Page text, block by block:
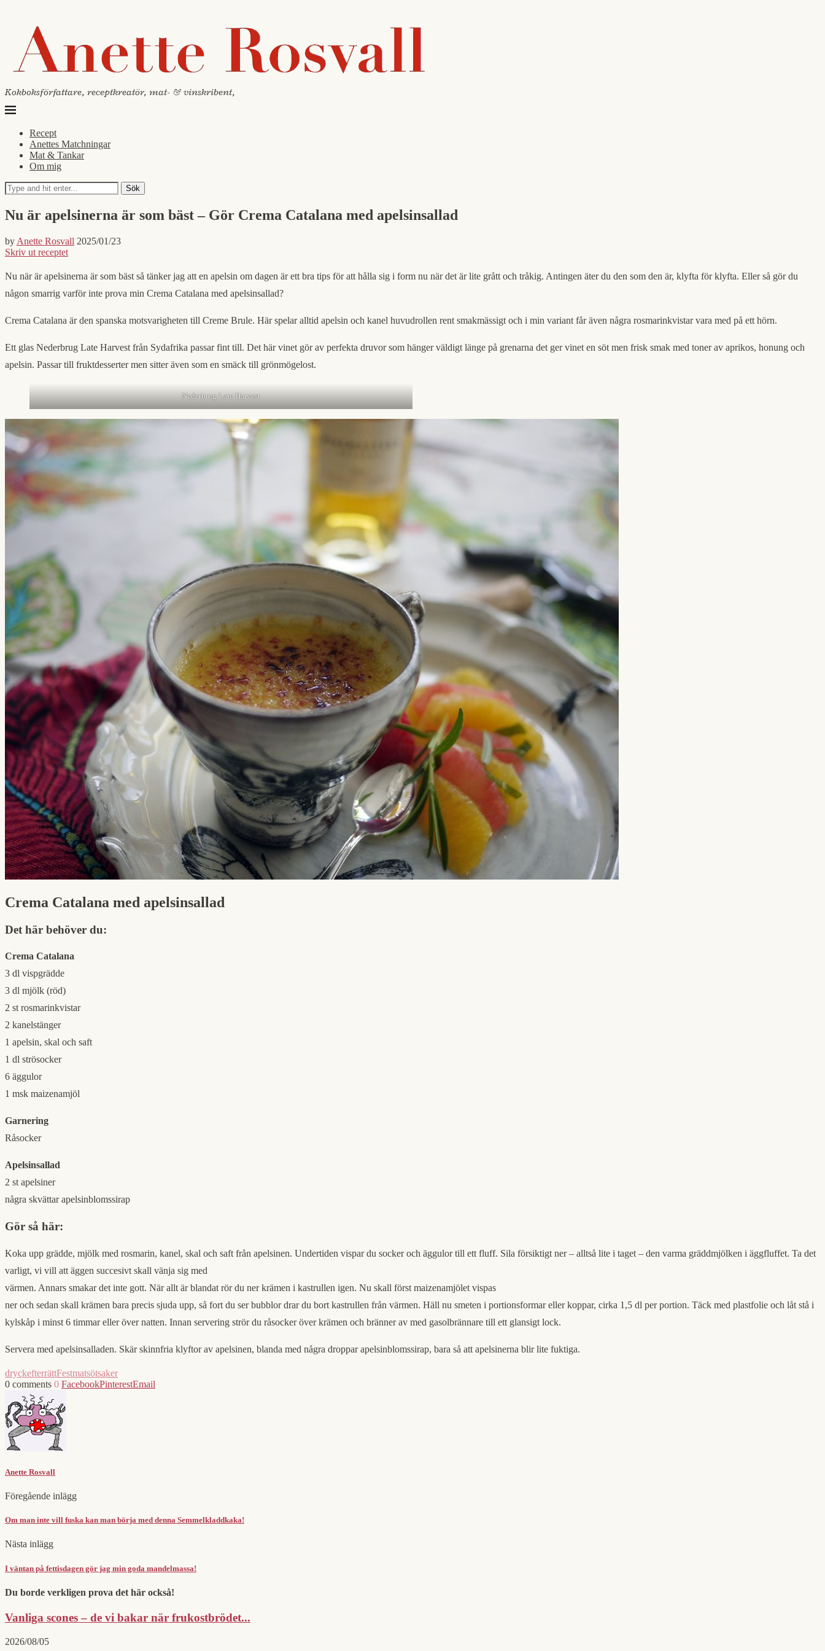
Kokboksförfattare, receptkreatör, mat- & vinskribent,
Recept
Anettes Matchningar
Mat & Tankar
Om mig
Sök
Nu är apelsinerna är som bäst – Gör Crema Catalana med apelsinsallad
by Anette Rosvall 2025/01/23
Skriv ut receptet
Nu när är apelsinerna är som bäst så tänker jag att en apelsin om dagen är ett bra tips för att hålla sig i form nu när det är lite grått och tråkig. Antingen äter du den som den är, klyfta för klyfta. Eller så gör du
någon smarrig varför inte prova min Crema Catalana med apelsinsallad?
Crema Catalana är den spanska motsvarigheten till Creme Brule. Här spelar alltid apelsin och kanel huvudrollen rent smakmässigt och i min variant får även några rosmarinkvistar vara med på ett hörn.
Ett glas Nederbrug Late Harvest från Sydafrika passar fint till. Det här vinet gör av perfekta druvor som hänger väldigt länge på grenarna det ger vinet en söt men frisk smak med toner av aprikos, honung och
apelsin. Passar till fruktdesserter men sitter även som en smäck till grönmögelost.
Nederbrug Late Harvest
Crema Catalana med apelsinsallad
Det här behöver du:
Crema Catalana
3 dl vispgrädde
3 dl mjölk (röd)
2 st rosmarinkvistar
2 kanelstänger
1 apelsin, skal och saft
1 dl strösocker
6 äggulor
1 msk maizenamjöl
Garnering
Råsocker
Apelsinsallad
2 st apelsiner
några skvättar apelsinblomssirap
Gör så här:
Koka upp grädde, mjölk med rosmarin, kanel, skal och saft från apelsinen. Undertiden vispar du socker och äggulor till ett fluff. Sila försiktigt ner – alltså lite i taget – den varma gräddmjölken i äggfluffet. Ta det
varligt, vi vill att äggen succesivt skall vänja sig med
värmen. Annars smakar det inte gott. När allt är blandat rör du ner krämen i kastrullen igen. Nu skall först maizenamjölet vispas
ner och sedan skall krämen bara precis sjuda upp, så fort du ser bubblor drar du bort kastrullen från värmen. Häll nu smeten i portionsformar eller koppar, cirka 1,5 dl per portion. Täck med plastfolie och låt stå i
kylskåp i minst 6 timmar eller över natten. Innan servering strör du råsocker över krämen och bränner av med gasolbrännare till ett glansigt lock.
Servera med apelsinsalladen. Skär skinnfria klyftor av apelsinen, blanda med några droppar apelsinblomssirap, bara så att apelsinerna blir lite fuktiga.
dryckefterrättFestmatsötsaker
0 comments 0 FacebookPinterestEmail
Anette Rosvall
Föregående inlägg
Om man inte vill fuska kan man börja med denna Semmelkladdkaka!
Nästa inlägg
I väntan på fettisdagen gör jag min goda mandelmassa!
Du borde verkligen prova det här också!
Vanliga scones – de vi bakar när frukostbrödet...
2026/08/05